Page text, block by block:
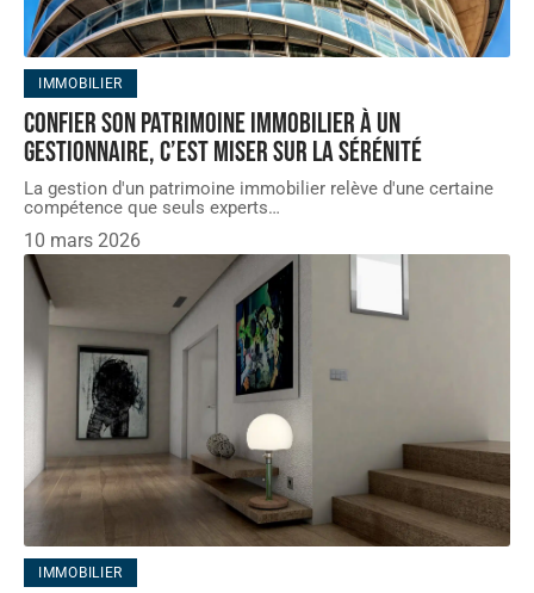
IMMOBILIER
Confier son patrimoine immobilier à un
gestionnaire, c’est miser sur la sérénité
La gestion d'un patrimoine immobilier relève d'une certaine
compétence que seuls experts…
10 mars 2026
IMMOBILIER